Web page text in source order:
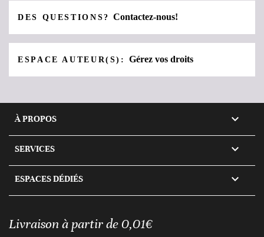
DES QUESTIONS?Contactez-nous!
ESPACE AUTEUR(S):Gérez vos droits
À PROPOS 
SERVICES 
ESPACES DÉDIÉS 
Livraison à partir de 0,01€